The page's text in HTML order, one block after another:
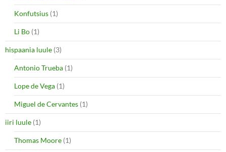
Konfutsius (1)
Li Bo (1)
hispaania luule (3)
Antonio Trueba (1)
Lope de Vega (1)
Miguel de Cervantes (1)
iiri luule (1)
Thomas Moore (1)